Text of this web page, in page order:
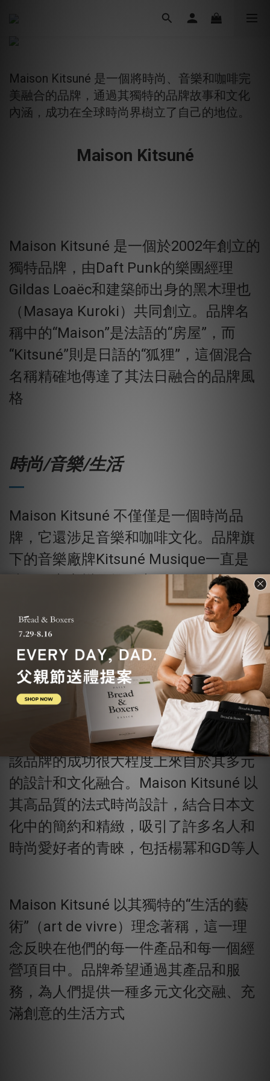
Maison Kitsuné 是一個將時尚、音樂和咖啡完
美融合的品牌，通過其獨特的品牌故事和文化
內涵，成功在全球時尚界樹立了自己的地位。
Maison Kitsuné
Maison Kitsuné 是一個於2002年創立的
獨特品牌，由Daft Punk的樂團經理
Gildas Loaëc和建築師出身的黑木理也
（Masaya Kuroki）共同創立。品牌名
稱中的“Maison”是法語的“房屋”，而
“Kitsuné”則是日語的“狐狸”，這個混合
名稱精確地傳達了其法日融合的品牌風
格
時尚/音樂/生活
Maison Kitsuné 不僅僅是一個時尚品
牌，它還涉足音樂和咖啡文化。品牌旗
下的音樂廠牌Kitsuné Musique一直是
法國獨立音樂的推動力量，並且他們的
咖啡廳也成為了時尚和創意文化的聚集
地
潮流名人也愛不釋手
該品牌的成功很大程度上來自於其多元
的設計和文化融合。Maison Kitsuné 以
其高品質的法式時尚設計，結合日本文
化中的簡約和精緻，吸引了許多名人和
時尚愛好者的青睞，包括楊冪和GD等人
Maison Kitsuné 以其獨特的“生活的藝
術”（art de vivre）理念著稱，這一理
念反映在他們的每一件產品和每一個經
營項目中。品牌希望通過其產品和服
務，為人們提供一種多元文化交融、充
滿創意的生活方式